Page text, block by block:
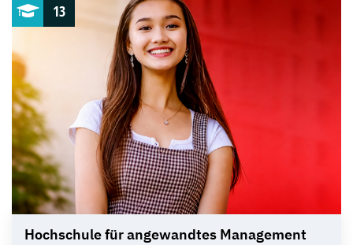
13
Hochschule für angewandtes Management